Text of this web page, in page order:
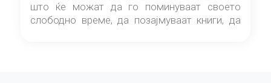
што ќе можат да го поминуваат своето
слободно време, да позајмуваат книги, да